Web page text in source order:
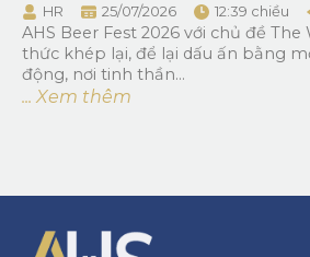
HR 25/07/2026 12:39 chiều
AHS Beer Fest 2026 với chủ đề
thức khép lại, để lại dấu ấn bằng
động, nơi tinh thần...
... Xem thêm